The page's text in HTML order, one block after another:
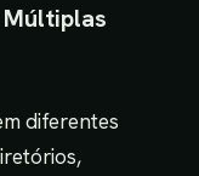
Múltiplas
diferentes